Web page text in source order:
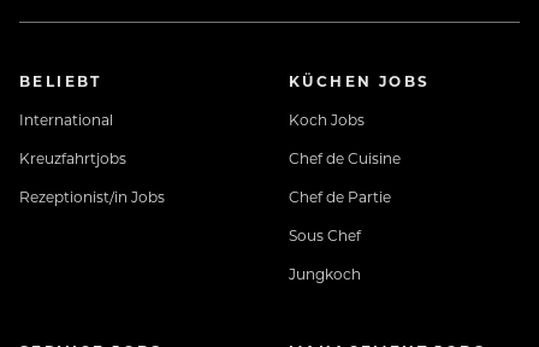
BELIEBT
International
Kreuzfahrtjobs
Rezeptionist/in Jobs
KÜCHEN JOBS
Koch Jobs
Chef de Cuisine
Chef de Partie
Sous Chef
Jungkoch